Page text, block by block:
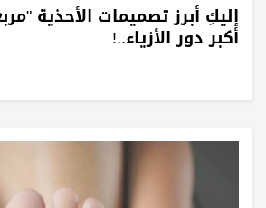
إليكِ أبرز تصميمات الأحذية
أكبر دور الأزياء..!